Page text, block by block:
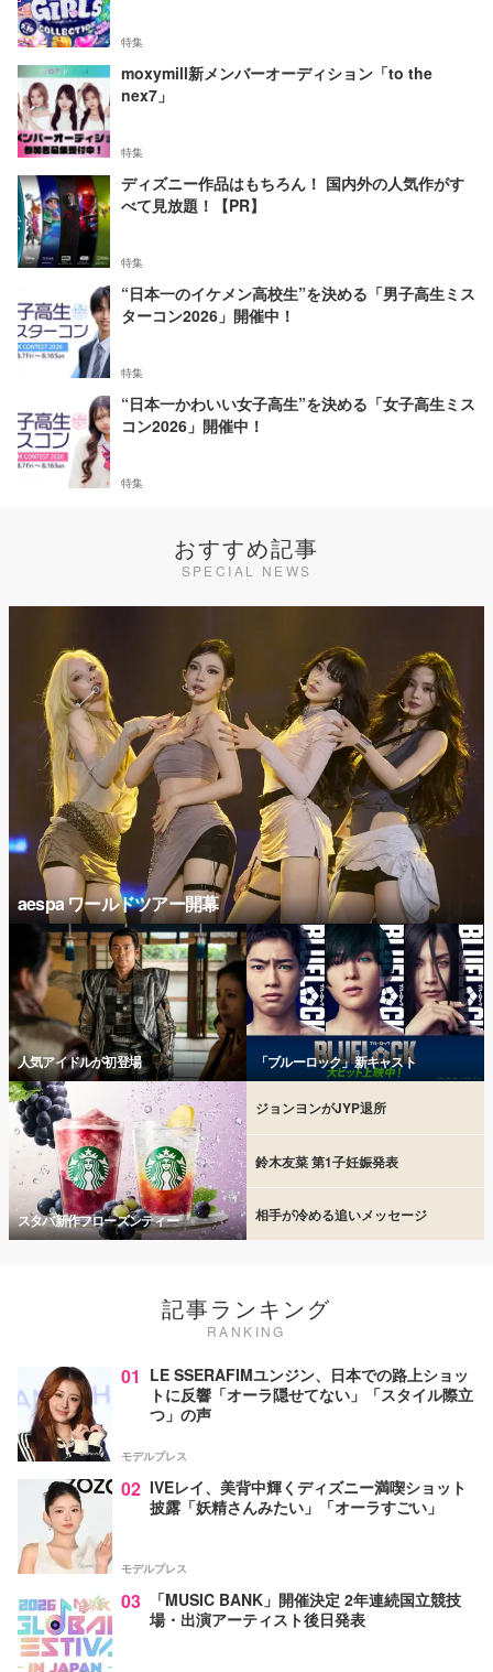
特集
moxymill新メンバーオーディション「to the
nex7」
特集
ディズニー作品はもちろん！ 国内外の人気作がす
べて見放題！【PR】
特集
“日本一のイケメン高校生”を決める「男子高生ミス
ターコン2026」開催中！
特集
“日本一かわいい女子高生”を決める「女子高生ミス
コン2026」開催中！
特集
おすすめ記事
SPECIAL NEWS
aespa ワールドツアー開幕
人気アイドルが初登場 「ブルーロック」新キャスト
スタバ新作フローズンティー
ジョンヨンがJYP退所
鈴木友菜 第1子妊娠発表
相手が冷める追いメッセージ
記事ランキング
RANKING
01 LE SSERAFIMユンジン、日本での路上ショッ
トに反響「オーラ隠せてない」「スタイル際立
つ」の声
モデルプレス
02 IVEレイ、美背中輝くディズニー満喫ショット
披露「妖精さんみたい」「オーラすごい」
モデルプレス
03
「MUSIC BANK」開催決定 2年連続国立競技
場・出演アーティスト後日発表